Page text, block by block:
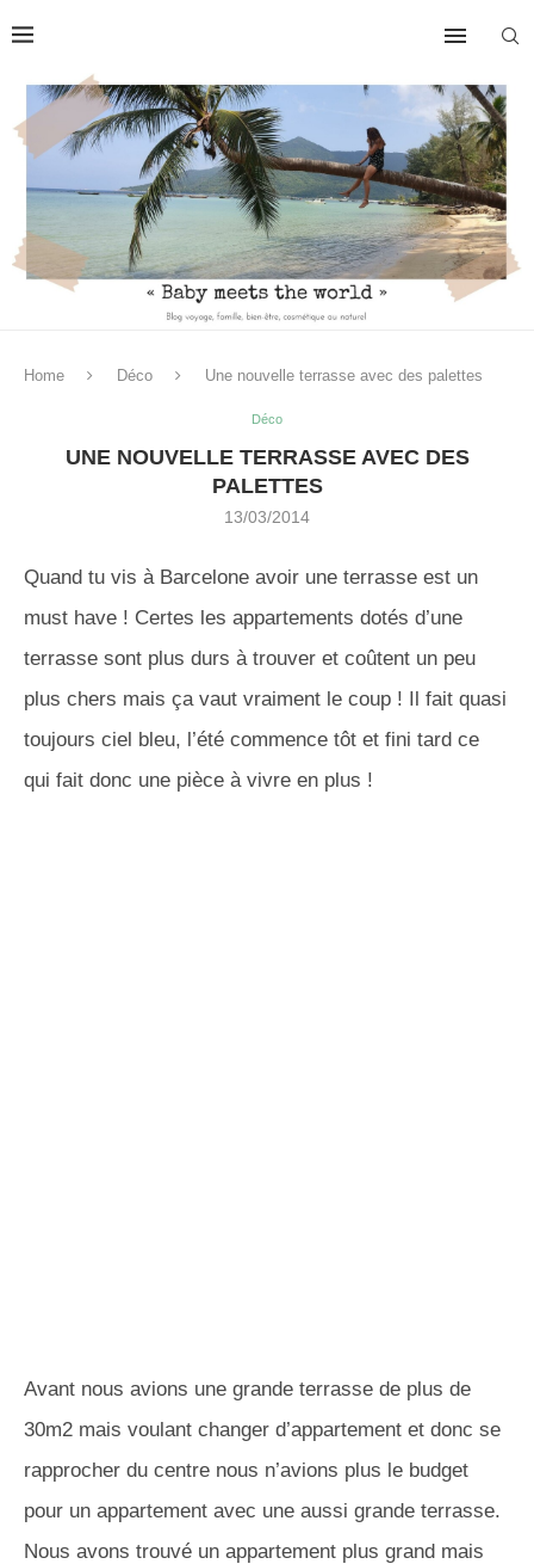
Home Déco Une nouvelle terrasse avec des palettes
Déco
UNE NOUVELLE TERRASSE AVEC DES
PALETTES
13/03/2014
Quand tu vis à Barcelone avoir une terrasse est un
must have ! Certes les appartements dotés d’une
terrasse sont plus durs à trouver et coûtent un peu
plus chers mais ça vaut vraiment le coup ! Il fait quasi
toujours ciel bleu, l’été commence tôt et fini tard ce
qui fait donc une pièce à vivre en plus !
Avant nous avions une grande terrasse de plus de
30m2 mais voulant changer d’appartement et donc se
rapprocher du centre nous n’avions plus le budget
pour un appartement avec une aussi grande terrasse.
Nous avons trouvé un appartement plus grand mais